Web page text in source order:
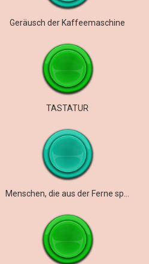
Geräusch der Kaffeemaschine
TASTATUR